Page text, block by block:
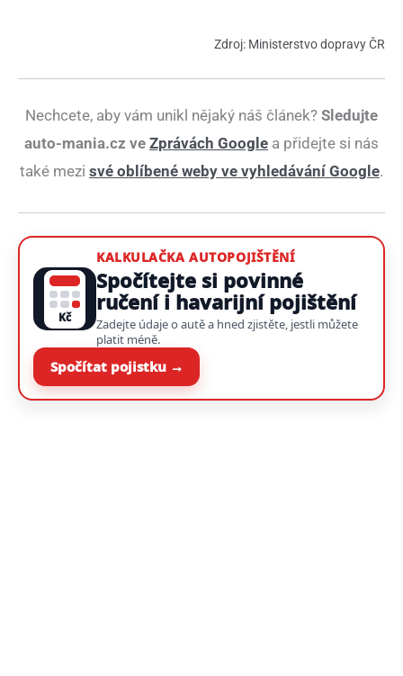
Zdroj: Ministerstvo dopravy ČR
Nechcete, aby vám unikl nějaký náš článek? Sledujte
auto-mania.cz ve Zprávách Google a přidejte si nás
také mezi své oblíbené weby ve vyhledávání Google.
Kč
KALKULAČKA AUTOPOJIŠTĚNÍ
Spočítejte si povinné
ručení i havarijní pojištění
Zadejte údaje o autě a hned zjistěte, jestli můžete
platit méně.
Spočítat pojistku →